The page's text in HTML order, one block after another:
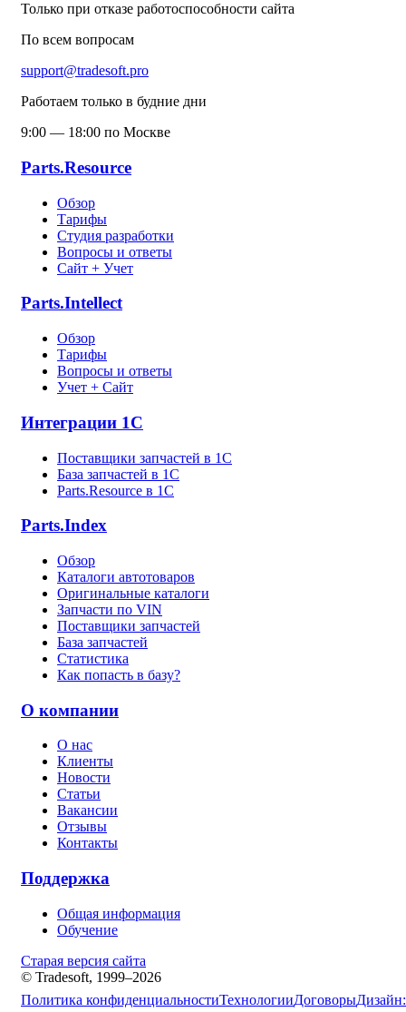
Только при отказе работоспособности сайта
По всем вопросам
support@tradesoft.pro
Работаем только в будние дни
9:00 — 18:00 по Москве
Parts.Resource
Обзор
Тарифы
Студия разработки
Вопросы и ответы
Сайт + Учет
Parts.Intellect
Обзор
Тарифы
Вопросы и ответы
Учет + Сайт
Интеграции 1С
Поставщики запчастей в 1C
База запчастей в 1С
Parts.Resource в 1C
Parts.Index
Обзор
Каталоги автотоваров
Оригинальные каталоги
Запчасти по VIN
Поставщики запчастей
База запчастей
Статистика
Как попасть в базу?
О компании
О нас
Клиенты
Новости
Статьи
Вакансии
Отзывы
Контакты
Поддержка
Общая информация
Обучение
Старая версия сайта
© Tradesoft, 1999–2026
Политика конфиденциальностиТехнологииДоговорыДизайн: